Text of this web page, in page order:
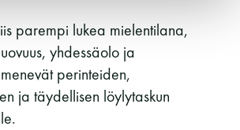
parempi lukea mielentilana,
yhdessäolo ja
perinteiden,
ja täydellisen löylytaskun